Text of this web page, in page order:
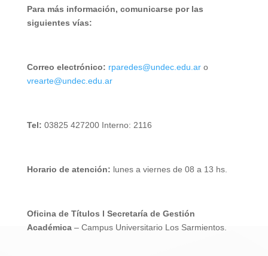
Para más información, comunicarse por las
siguientes vías:
Correo electrónico: rparedes@undec.edu.aro
vrearte@undec.edu.ar
Tel: 03825 427200 Interno: 2116
Horario de atención: lunes a viernes de 08 a 13 hs.
Oficina de Títulos l Secretaría de Gestión
Académica– Campus Universitario Los Sarmientos.